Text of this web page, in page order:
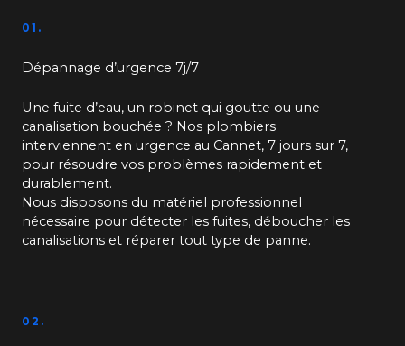
01.
Dépannage d’urgence 7j/7
Une fuite d’eau, un robinet qui goutte ou une
canalisation bouchée ? Nos plombiers
interviennent en urgence au Cannet, 7 jours sur 7,
pour résoudre vos problèmes rapidement et
durablement.
Nous disposons du matériel professionnel
nécessaire pour détecter les fuites, déboucher les
canalisations et réparer tout type de panne.
02.